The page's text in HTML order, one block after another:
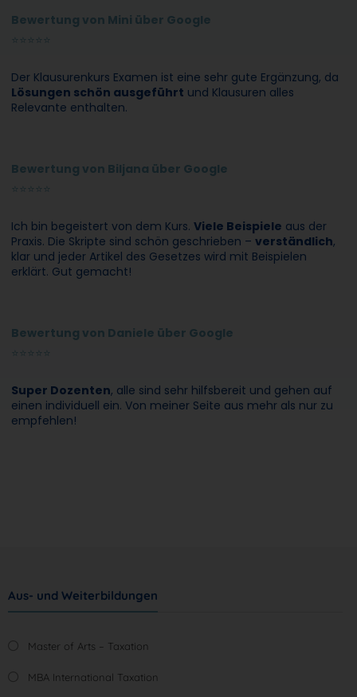
Bewertung von Mini über Google
⭐ ⭐ ⭐ ⭐ ⭐
Der Klausurenkurs Examen ist eine sehr gute Ergänzung, da
Lösungen schön ausgeführt und Klausuren alles
Relevante enthalten.
Bewertung von Biljana über Google
⭐ ⭐ ⭐ ⭐ ⭐
Ich bin begeistert von dem Kurs. Viele Beispiele aus der
Praxis. Die Skripte sind schön geschrieben – verständlich,
klar und jeder Artikel des Gesetzes wird mit Beispielen
erklärt. Gut gemacht!
Bewertung von Daniele über Google
⭐ ⭐ ⭐ ⭐ ⭐
Super Dozenten, alle sind sehr hilfsbereit und gehen auf
einen individuell ein. Von meiner Seite aus mehr als nur zu
empfehlen!
Aus- und Weiterbildungen
Master of Arts – Taxation
MBA International Taxation